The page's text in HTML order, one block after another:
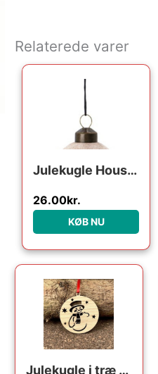
Relaterede varer
Julekugle House Doctor Ornament Velour sand Ø5,5 cm
26.00kr.
KØB NU
Julekugle i træ – Snemand